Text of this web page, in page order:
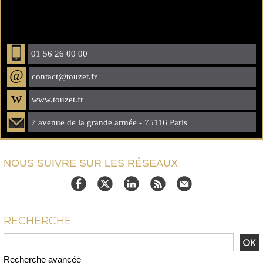
01 56 26 00 00
@ contact@touzet.fr
w www.touzet.fr
7 avenue de la grande armée - 75116 Paris
NOUS SUIVRE SUR LES RÉSEAUX
RECHERCHE
Recherche avancée